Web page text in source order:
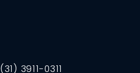
(31) 3911-0311